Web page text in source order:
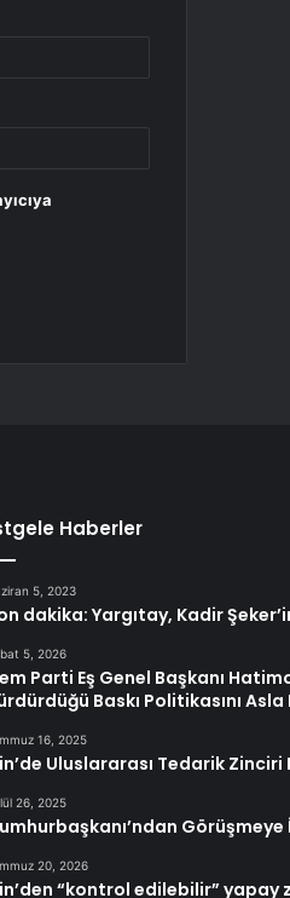
Haberler
5, 2023
dakika: Yargıtay, Kadir
5, 2026
Parti Eş Genel Başkanı
Baskı Politikasını
16, 2025
Uluslararası Tedarik Zinciri
26, 2025
Görüşmeye
20, 2026
“kontrol edilebilir” yapay